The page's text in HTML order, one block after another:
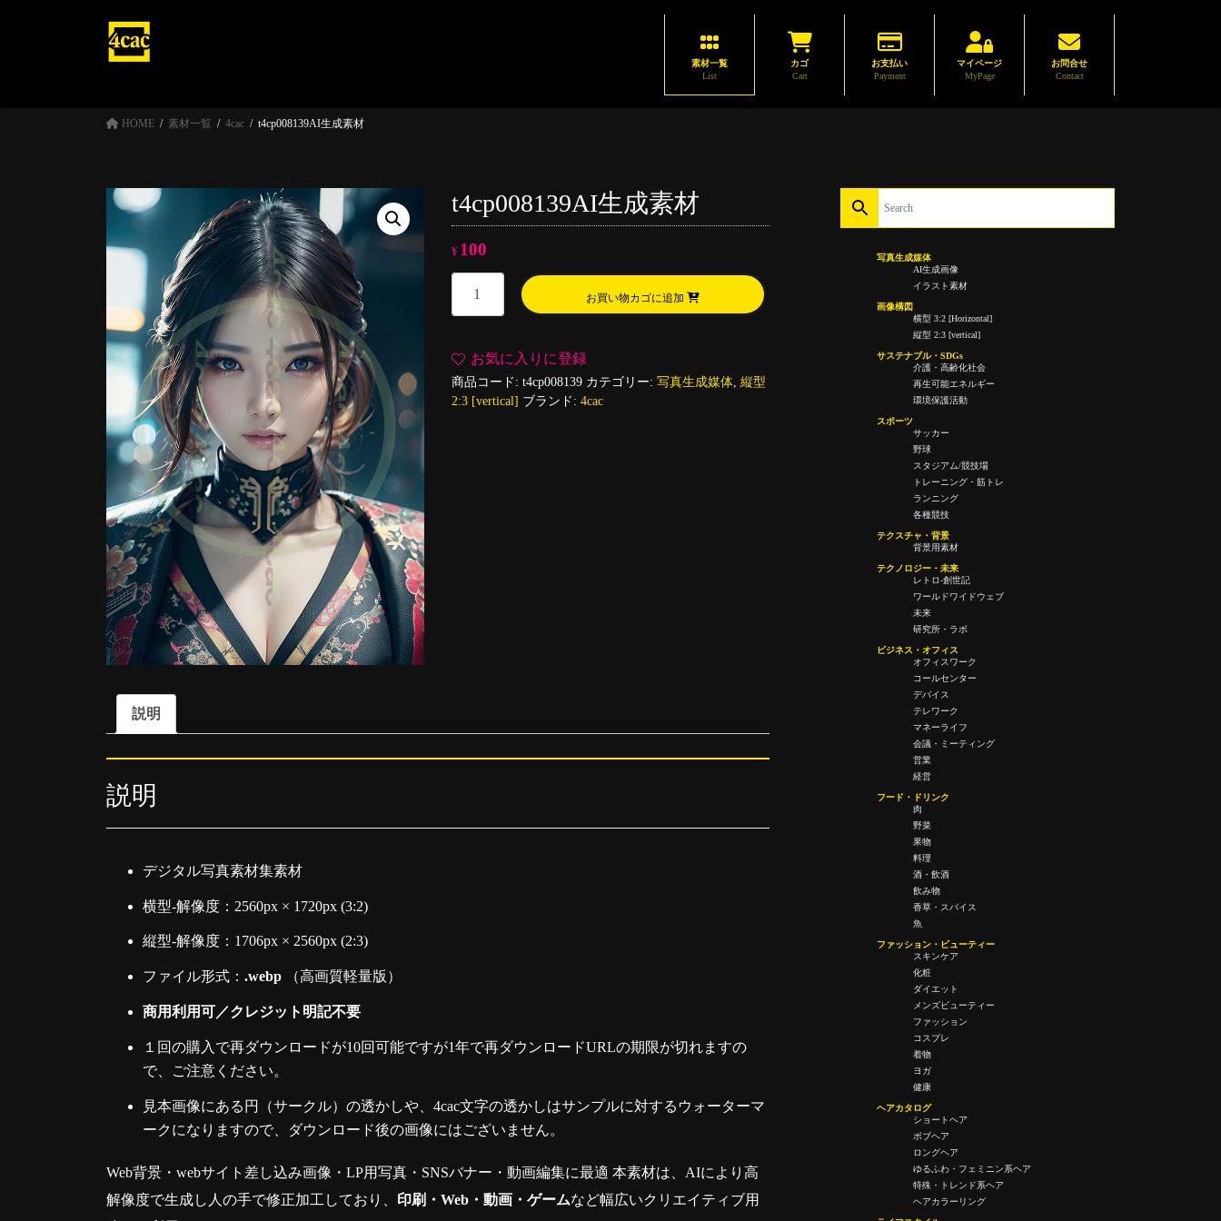
素材一覧
List
カゴ
Cart
お支払い
Payment
マイページ
MyPage
お問合せ
Contact
HOME 素材一覧 4cac t4cp008139AI生成素材
t4cp008139AI生成素材
¥ 100
t4cp008139AI
材
個
お買い物カゴに追加
お気に入りに登録
商品コード: t4cp008139 カテゴリー: 写真生成媒体, 縦型
2:3 [vertical] ブランド: 4cac
説明
説明
デジタル写真素材集素材
横型-解像度：2560px × 1720px (3:2)
縦型-解像度：1706px × 2560px (2:3)
ファイル形式： .webp （高画質軽量版）
商用利用可／クレジット明記不要
１回の購入で再ダウンロードが10回可能ですが1年で再ダウンロードURLの期限が切れますの
で、ご注意ください。
見本画像にある円（サークル）の透かしや、4cac文字の透かしはサンプルに対するウォーターマ
ークになりますので、ダウンロード後の画像にはございません。
Web背景・webサイト差し込み画像・LP用写真・SNSバナー・動画編集に最適 本素材は、AIにより高
解像度で生成し人の手で修正加工しており、 印刷・Web・動画・ゲームなど幅広いクリエイティブ用
写真生成媒体
AI生成画像
イラスト素材
画像構図
横型 3:2 [Horizontal]
縦型 2:3 [vertical]
サステナブル・SDGs
介護・高齢化社会
再生可能エネルギー
環境保護活動
スポーツ
サッカー
野球
スタジアム/競技場
トレーニング・筋トレ
ランニング
各種競技
テクスチャ・背景
背景用素材
テクノロジー・未来
レトロ-創世記
ワールドワイドウェブ
未来
研究所・ラボ
ビジネス・オフィス
オフィスワーク
コールセンター
デバイス
テレワーク
マネーライフ
会議・ミーティング
営業
経営
フード・ドリンク
肉
野菜
果物
料理
酒・飲酒
飲み物
香草・スパイス
魚
ファッション・ビューティー
スキンケア
化粧
ダイエット
メンズビューティー
ファッション
コスプレ
着物
ヨガ
健康
ヘアカタログ
ショートヘア
ボブヘア
ロングヘア
ゆるふわ・フェミニン系ヘア
特殊・トレンド系ヘア
ヘアカラーリング